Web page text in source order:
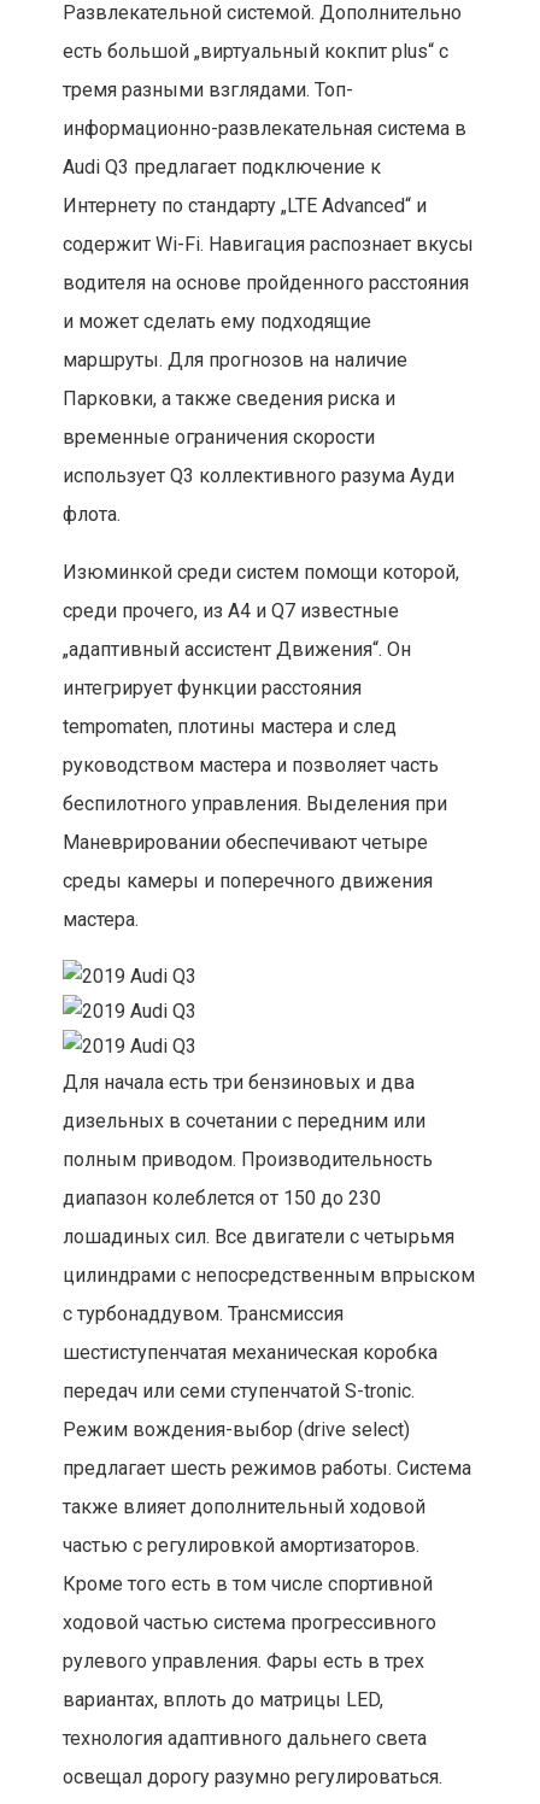
Развлекательной системой. Дополнительно
есть большой „виртуальный кокпит plus“ с
тремя разными взглядами. Топ-
информационно-развлекательная система в
Audi Q3 предлагает подключение к
Интернету по стандарту „LTE Advanced“ и
содержит Wi-Fi. Навигация распознает вкусы
водителя на основе пройденного расстояния
и может сделать ему подходящие
маршруты. Для прогнозов на наличие
Парковки, а также сведения риска и
временные ограничения скорости
использует Q3 коллективного разума Ауди
флота.
Изюминкой среди систем помощи которой,
среди прочего, из A4 и Q7 известные
„адаптивный ассистент Движения“. Он
интегрирует функции расстояния
tempomaten, плотины мастера и след
руководством мастера и позволяет часть
беспилотного управления. Выделения при
Маневрировании обеспечивают четыре
среды камеры и поперечного движения
мастера.
Для начала есть три бензиновых и два
дизельных в сочетании с передним или
полным приводом. Производительность
диапазон колеблется от 150 до 230
лошадиных сил. Все двигатели с четырьмя
цилиндрами с непосредственным впрыском
с турбонаддувом. Трансмиссия
шестиступенчатая механическая коробка
передач или семи ступенчатой S-tronic.
Режим вождения-выбор (drive select)
предлагает шесть режимов работы. Система
также влияет дополнительный ходовой
частью с регулировкой амортизаторов.
Кроме того есть в том числе спортивной
ходовой частью система прогрессивного
рулевого управления. Фары есть в трех
вариантах, вплоть до матрицы LED,
технология адаптивного дальнего света
освещал дорогу разумно регулироваться.